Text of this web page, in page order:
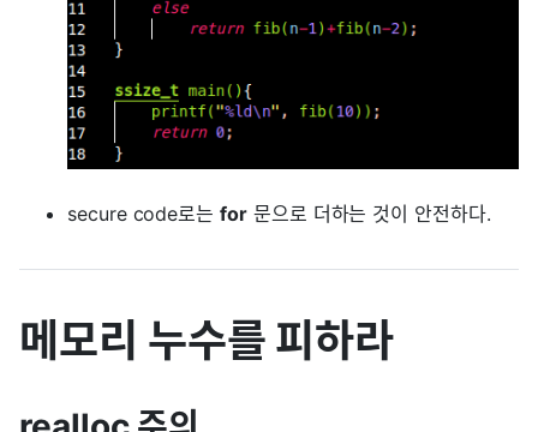
secure code로는for문으로 더하는 것이 안전하다.
메모리 누수를 피하라